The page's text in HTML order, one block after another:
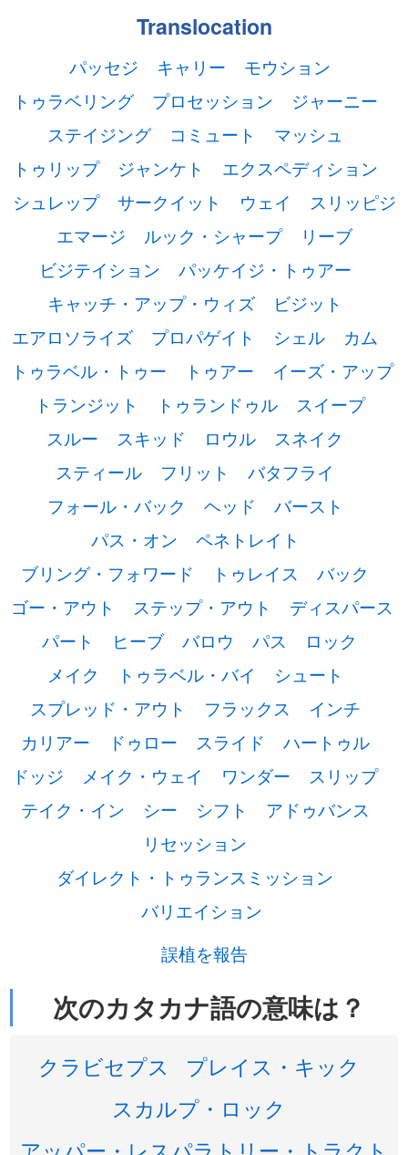
Translocation
パッセジ キャリー
モウション
トゥラベリング
プロセッション
ジャーニー
ステイジング
コミュート
マッシュ
トゥリップ
ジャンケト
エクスペディション
シュレップ
サークイット ウェイ
スリッピジ
エマージ
ルック・シャープ
リーブ
ビジテイション
パッケイジ・トゥアー
キャッチ・アップ・ウィズ
ビジット
エアロソライズ
プロパゲイト シェル
カム
トゥラベル・トゥー
トゥアー
イーズ・アップ
トランジット
トゥランドゥル
スイープ
スルー
スキッド ロウル
スネイク
スティール
フリット
バタフライ
フォール・バック
ヘッド
バースト
パス・オン
ペネトレイト
ブリング・フォワード
トゥレイス
バック
ゴー・アウト
ステップ・アウト
ディスパース
パート
ヒーブ バロウ パス
ロック
メイク
トゥラベル・バイ
シュート
スプレッド・アウト
フラックス
インチ
カリアー
ドゥロー スライド
ハートゥル
ドッジ
メイク・ウェイ ワンダー
スリップ
テイク・イン
シー シフト
アドゥバンス
リセッション
ダイレクト・トゥランスミッション
バリエイション
誤植を報告
次のカタカナ語の意味は？
クラビセプス
プレイス・キック
スカルプ・ロック